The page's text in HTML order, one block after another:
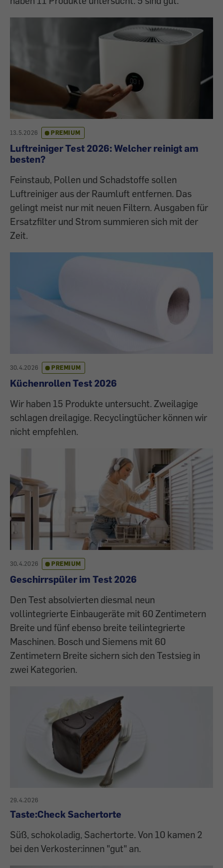
13.5.2026 PREMIUM
Luftreiniger Test 2026: Welcher reinigt am
besten?
Feinstaub, Pollen und Schadstoffe sollen
Luftreiniger aus der Raumluft entfernen. Das
gelingt meist nur mit neuen Filtern. Ausgaben für
Ersatzfilter und Strom summieren sich mit der
Zeit.
30.4.2026 PREMIUM
Küchenrollen Test 2026
Wir haben 15 Produkte untersucht. Zweilagige
schlagen dreilagige. Recyclingtücher können wir
nicht empfehlen.
30.4.2026 PREMIUM
Geschirrspüler im Test 2026
Den Test absolvierten diesmal neun
vollintegrierte Einbaugeräte mit 60 Zentimetern
Breite und fünf ebenso breite teilintegrierte
Maschinen. Bosch und Siemens mit 60
Zentimetern Breite sichern sich den Testsieg in
zwei Kategorien.
29.4.2026
Taste:Check Sachertorte
Süß, schokoladig, Sachertorte. Von 10 kamen 2
bei den Verkoster:innen "gut" an.